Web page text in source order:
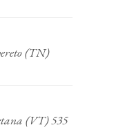
(TN)
- Isola Martana (VT) 535